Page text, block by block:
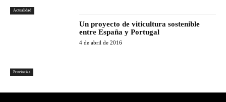
Actualidad
Provincias
Un proyecto de viticultura sostenible
entre España y Portugal
4 de abril de 2016